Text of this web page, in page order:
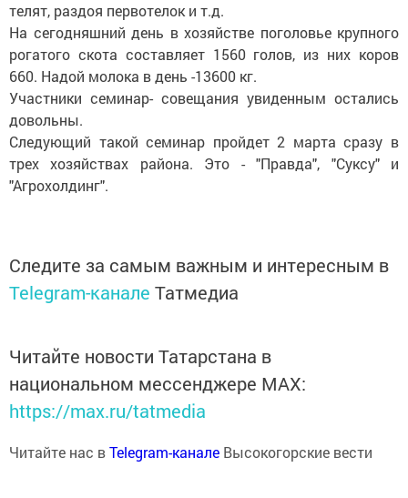
телят, раздоя первотелок и т.д.
На сегодняшний день в хозяйстве поголовье крупного
рогатого скота составляет 1560 голов, из них коров
660. Надой молока в день -13600 кг.
Участники семинар- совещания увиденным остались
довольны.
Следующий такой семинар пройдет 2 марта сразу в
трех хозяйствах района. Это - "Правда", "Суксу" и
"Агрохолдинг".
Следите за самым важным и интересным в
Telegram-канале Татмедиа
Читайте новости Татарстана в
национальном мессенджере MАХ:
https://max.ru/tatmedia
Читайте нас вTelegram-канале Высокогорские вести